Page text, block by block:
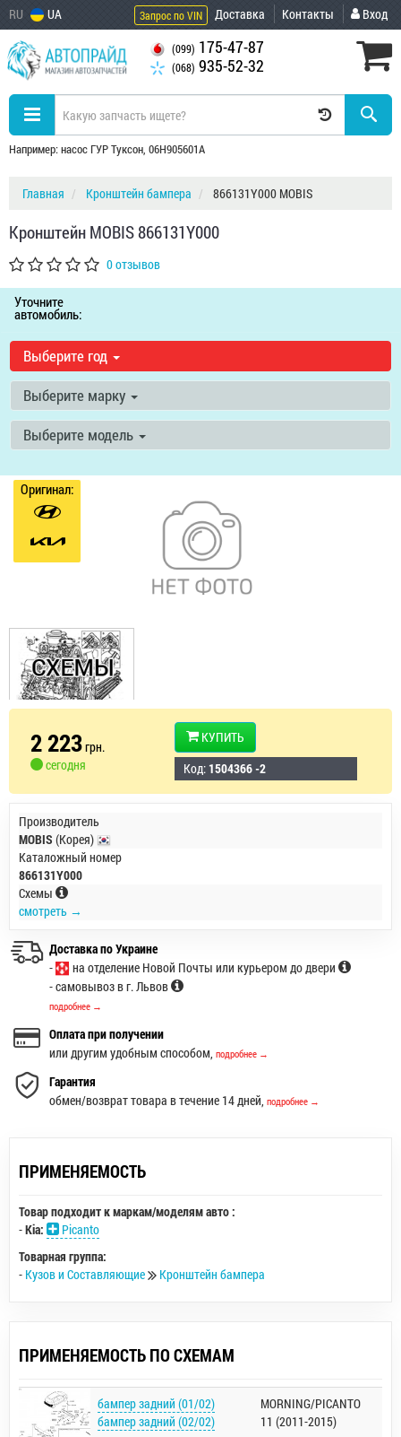
RU UA Запрос по VIN Доставка Контакты Вход
(099) 175-47-87
(068) 935-52-32
Например: насос ГУР Туксон, 06H905601A
Главная Кронштейн бампера 866131Y000 MOBIS
Кронштейн MOBIS 866131Y000
0 отзывов
Уточните
автомобиль:
Выберите год
Выберите марку
Выберите модель
Оригинал:
2 223грн.
сегодня
КУПИТЬ
Код: 1504366 -2
Производитель
MOBIS (Корея)
Каталожный номер
866131Y000
Схемы
смотреть →
Доставка по Украине
-
на отделение Новой Почты или курьером до двери
- самовывоз в г. Львов
подробнее →
Оплата при получении
или другим удобным способом, подробнее →
Гарантия
обмен/возврат товара в течение 14 дней, подробнее →
ПРИМЕНЯЕМОСТЬ
Товар подходит к маркам/моделям авто :
-Kia:
Picanto
Товарная группа:
- Кузов и Составляющие Кронштейн бампера
ПРИМЕНЯЕМОСТЬ ПО СХЕМАМ
бампер задний (01/02)
бампер задний (02/02)
MORNING/PICANTO
11 (2011-2015)